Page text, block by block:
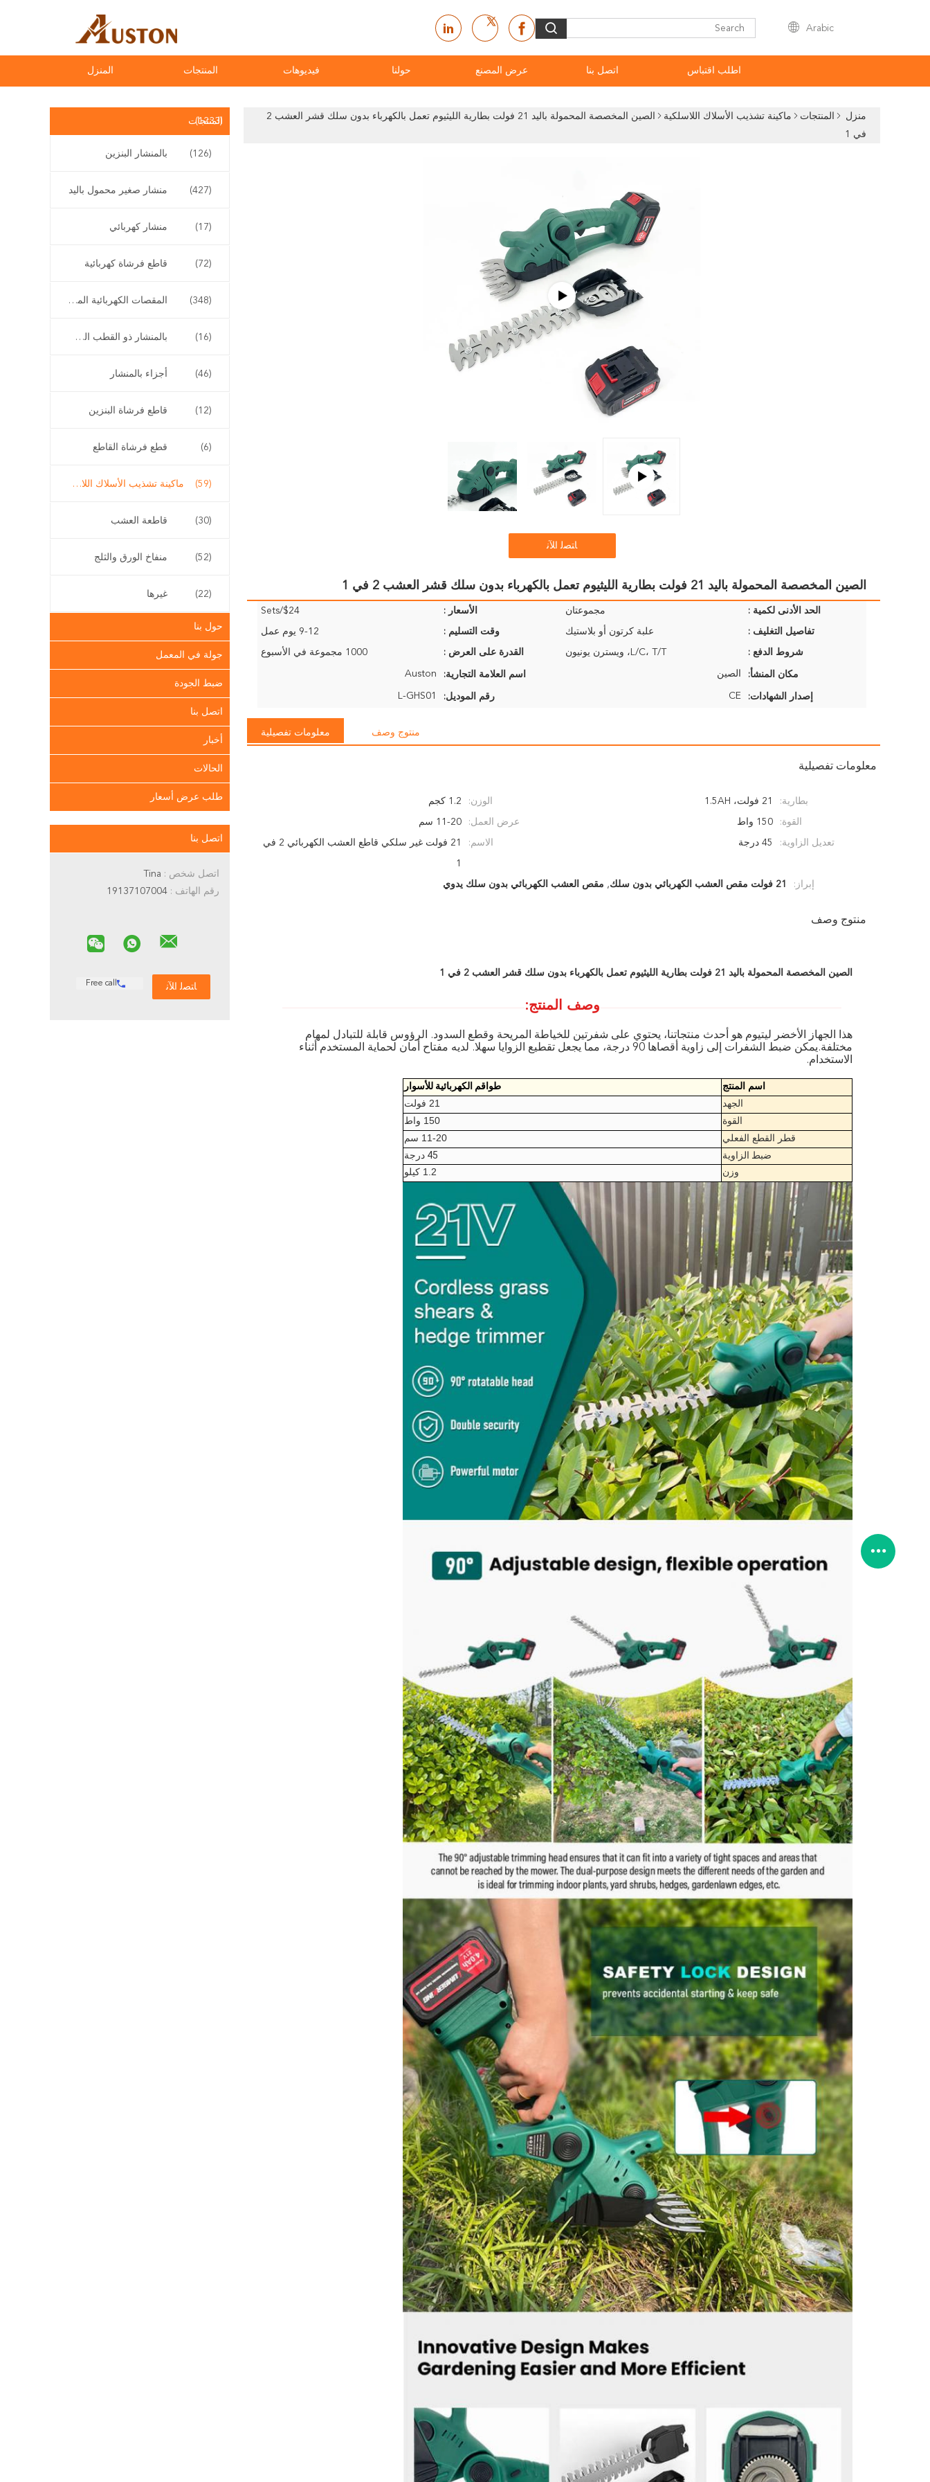
Arabic
المنزل المنتجات فيديوهات حولنا عرض المصنع اتصل بنا اطلب اقتباس
المنتجات(1233)
بالمنشار البنزين (126)
منشار صغير محمول باليد (427)
منشار كهربائي (17)
قاطع فرشاة كهربائية (72)
المقصات الكهربائية المقلم (348)
بالمنشار ذو القطب الطويل (16)
أجزاء بالمنشار (46)
قاطع فرشاة البنزين (12)
قطع فرشاة القاطع (6)
ماكينة تشذيب الأسلاك اللاسلكية (59)
قاطعة العشب (30)
منفاخ الورق والثلج (52)
غيرها (22)
حول بنا
جولة في المعمل
ضبط الجودة
اتصل بنا
أخبار
الحالات
طلب عرض أسعار
اتصل بنا
اتصل شخص :
رقم الهاتف :
Free call
منزل المنتجات ماكينة تشذيب الأسلاك اللاسلكية
الصين المخصصة المحمولة باليد 21 فولت بطارية الليثيوم تعمل بالكهرباء بدون سلك قشر العشب 2
في 1
ﺎﺘﺼﻟ ﺍﻶﻧ
الصين المخصصة المحمولة باليد 21 فولت بطارية الليثيوم تعمل بالكهرباء بدون سلك قشر العشب 2 في 1
الحد الأدنى لكمية : مجموعتان الأسعار : $24/Sets
تفاصيل التغليف : علبة كرتون أو بلاستيك وقت التسليم : 9-12 يوم عمل
شروط الدفع : L/C، T/T، ويسترن يونيون القدرة على العرض : 1000 مجموعة في الأسبوع
مكان المنشأ: الصين اسم العلامة التجارية: Auston
إصدار الشهادات: CE رقم الموديل: L-GHS01
معلومات تفصيلية منتوج وصف
معلومات تفصيلية
بطارية: 21 فولت، 1.5AH الوزن: 1.2 كجم
القوة: 150 واط عرض العمل: 11-20 سم
تعديل الزاوية: 45 درجة الاسم: 21 فولت غير سلكي قاطع العشب الكهربائي 2 في
1
إبراز: 21 فولت مقص العشب الكهربائي بدون سلك , مقص العشب الكهربائي بدون سلك يدوي
منتوج وصف
الصين المخصصة المحمولة باليد 21 فولت بطارية الليثيوم تعمل بالكهرباء بدون سلك قشر العشب 2 في 1
وصف المنتج:
هذا الجهاز الأخضر ليتيوم هو أحدث منتجاتنا، يحتوي على شفرتين للخياطة المريحة وقطع السدود. الرؤوس قابلة للتبادل لمهام
مختلفة.يمكن ضبط الشفرات إلى زاوية أقصاها 90 درجة، مما يجعل تقطيع الزوايا سهلا. لديه مفتاح أمان لحماية المستخدم أثناء
الاستخدام.
اسم المنتج
طواقم الكهربائية للأسوار
الجهد
21 فولت
القوة
150 واط
قطر القطع الفعلي
11-20 سم
ضبط الزاوية
45 درجة
وزن
1.2 كيلو